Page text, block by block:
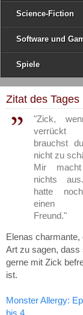
Science-Fiction
Software und
Spiele
Zitat des Tages
"Zick,
verrückt
brauchst
nicht zu
Mir
nichts
hatte
einen
Freund."
Elenas charmante,
Art zu sagen, dass
gerne mit Zick
ist.
Monster Allergy:
bis 4